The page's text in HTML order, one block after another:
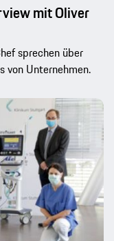
mit Oliver
sprechen über
von Unternehmen.